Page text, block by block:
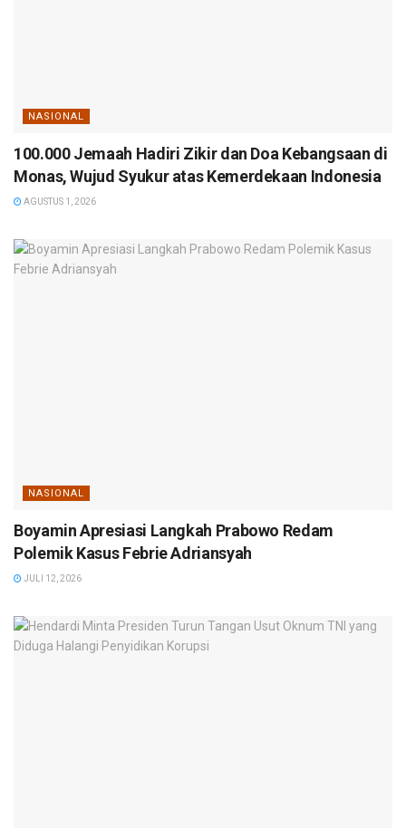
NASIONAL
100.000 Jemaah Hadiri Zikir dan Doa Kebangsaan di
Monas, Wujud Syukur atas Kemerdekaan Indonesia
AGUSTUS 1, 2026
NASIONAL
Boyamin Apresiasi Langkah Prabowo Redam
Polemik Kasus Febrie Adriansyah
JULI 12, 2026